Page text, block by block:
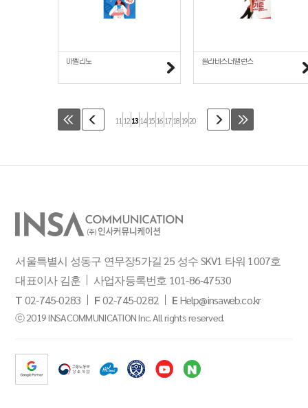
아벨리노 필라테스더밸런스
11 12 13 14 15 16 1718 1920
서울특별시 성동구 연무장5가길 25 성수 SKV1 타워 1007호
대표이사 김훈
사업자등록번호 101-86-47530
T02-745-0283 F02-745-0282 EHelp@insaweb.co.kr
ⓒ 2019 INSACOMMUNICATION Inc. All rights reserved.